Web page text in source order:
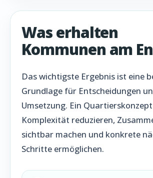
Was erhalten
Kommunen am
Das wichtigste Ergebnis ist eine
Grundlage für Entscheidungen
Umsetzung. Ein
Komplexität reduzieren,
sichtbar machen und konkrete
Schritte ermöglichen.